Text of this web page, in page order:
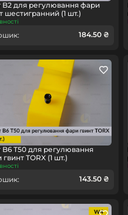
B2 для регулювання фари
шестигранний (1 шт.)
184.50 ₴
B6 T50 для регулювання
TORX (1 шт.)
143.50 ₴